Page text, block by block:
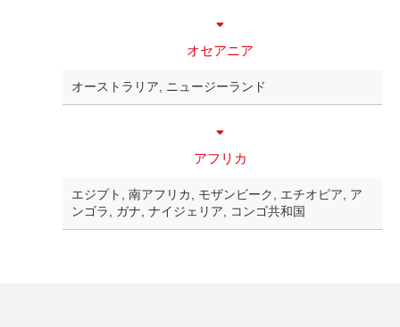
オセアニア
オーストラリア, ニュージーランド
アフリカ
エジプト, 南アフリカ, モザンビーク, エチオピア, ア
ンゴラ, ガナ, ナイジェリア, コンゴ共和国